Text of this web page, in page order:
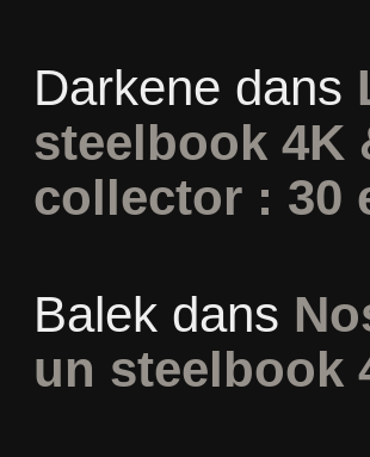
Darkene dans
steelbook 4K
collector : 30
Balekdans
un steelbook